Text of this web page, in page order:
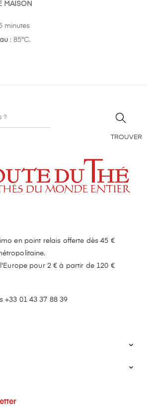
MAISON
minutes
: 85°C.
TROUVER
en point relais offerte dès 45 €
pour 2 € à partir de 120 €
+33 01 43 37 88 39

